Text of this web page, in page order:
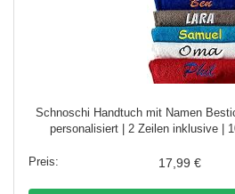
Schnoschi Handtuch mit Namen
personalisiert | 2 Zeilen inklusive |
17,99 €